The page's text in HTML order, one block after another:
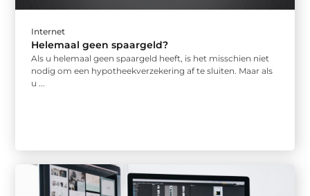
Internet
Helemaal geen spaargeld?
Als u helemaal geen spaargeld heeft, is het misschien niet
nodig om een hypotheekverzekering af te sluiten. Maar als
u ...